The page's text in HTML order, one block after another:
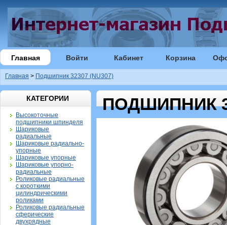
Главная Войти Кабинет Корзина
Главная > Подшипник 32307 (NU307)
КАТЕГОРИИ
Высокоточные
подшипники шпинделя
Шариковые
радиальные
Шариковые радиально-
упорные
Шариковые упорные
Шариковые упорно-
радиальные
Роликовые радиальные
с короткими
цилиндрическими
роликами
Роликовые радиальные
сферические
двухрядные
ПОДШИПНИК